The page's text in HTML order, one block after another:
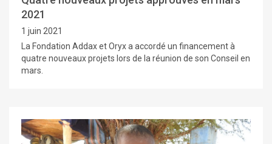
2021
1 juin 2021
La Fondation Addax et Oryx a accordé un financement à
quatre nouveaux projets lors de la réunion de son Conseil en
mars.